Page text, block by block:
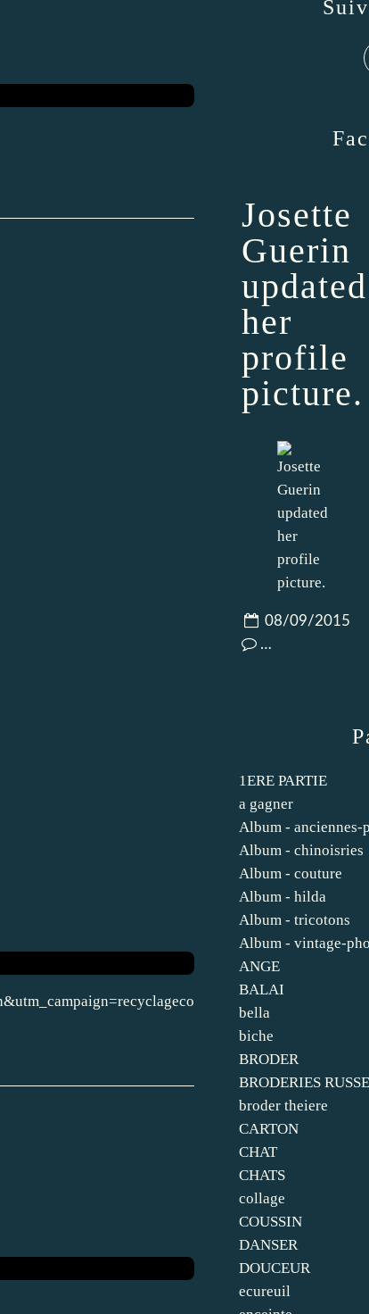
1ERE PARTIE
a gagner
Album - anciennes-
Album - chinoisries
Album - couture
Album - hilda
Album - tricotons
Album - vintage-
ANGE
BALAI
bella
biche
BRODER
BRODERIES
broder theiere
CARTON
CHAT
CHATS
collage
COUSSIN
DANSER
DOUCEUR
ecureuil
Josette
Guerin
updated
her
profile
picture.
08/09/2015
…